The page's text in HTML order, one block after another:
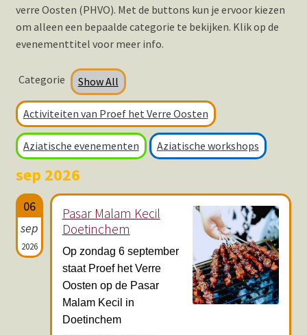
Hotspots en blogs
verre Oosten (PHVO). Met de buttons kun je ervoor kiezen
om alleen een bepaalde categorie te bekijken. Klik op de
evenementtitel voor meer info.
Categorie Show All
Activiteiten van Proef het Verre Oosten
Aziatische evenementen Aziatische workshops
sep 2026
06
sep
2026
Pasar Malam Kecil
Doetinchem
Op zondag 6 september
staat Proef het Verre
Oosten op de Pasar
Malam Kecil in
Doetinchem